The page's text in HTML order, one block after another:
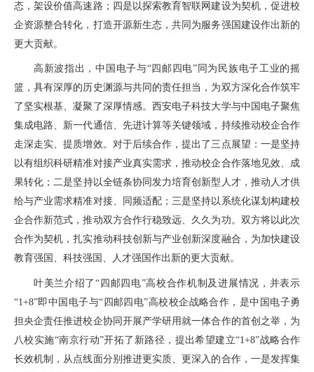
态，架设价值高速路；四是以探索教育智联网建设为契机，促进校
企资源整合转化，打造开源新生态，共同为服务强国建设作出新的
更大贡献。
高新波指出，中国电子与“四邮四电”同为民族电子工业的摇
篮，具有深厚的历史渊源与共同的责任担当，为双方深化合作筑牢
了坚实根基、凝聚了深厚情感。西安电子科技大学与中国电子聚焦
集成电路、新一代通信、先进计算等关键领域，持续推动校企合作
走深走实、提质增效。对于后续合作，提出了三点展望：一是坚持
以有组织科研精准对接产业真实需求，推动校企合作落地见效、成
果转化；二是坚持以全链条协同发力培育创新型人才，推动人才供
给与产业需求精准对接、同频适配；三是坚持以系统化谋划构建校
企合作新范式，推动双方合作行稳致远、久久为功。双方将以此次
合作为契机，扎实推动科技创新与产业创新深度融合，为加快建设
教育强国、科技强国、人才强国作出新的更大贡献。
叶美兰介绍了“四邮四电”高校合作机制及进展情况，并表示
“1+8”即中国电子与“四邮四电”高校校企战略合作，是中国电子勇
担央企责任推进校企协同开展产学研用就一体合作的首创之举，为
八校实施“南京行动”开拓了新路径，提出希望建立“1+8”战略合作
长效机制，从点线面分别推进更实质、更深入的合作，一是发挥集